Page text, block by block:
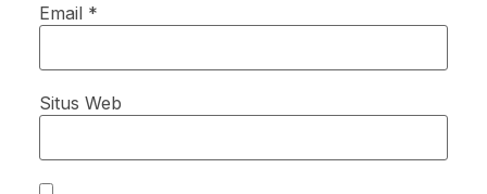
Email *
Situs Web